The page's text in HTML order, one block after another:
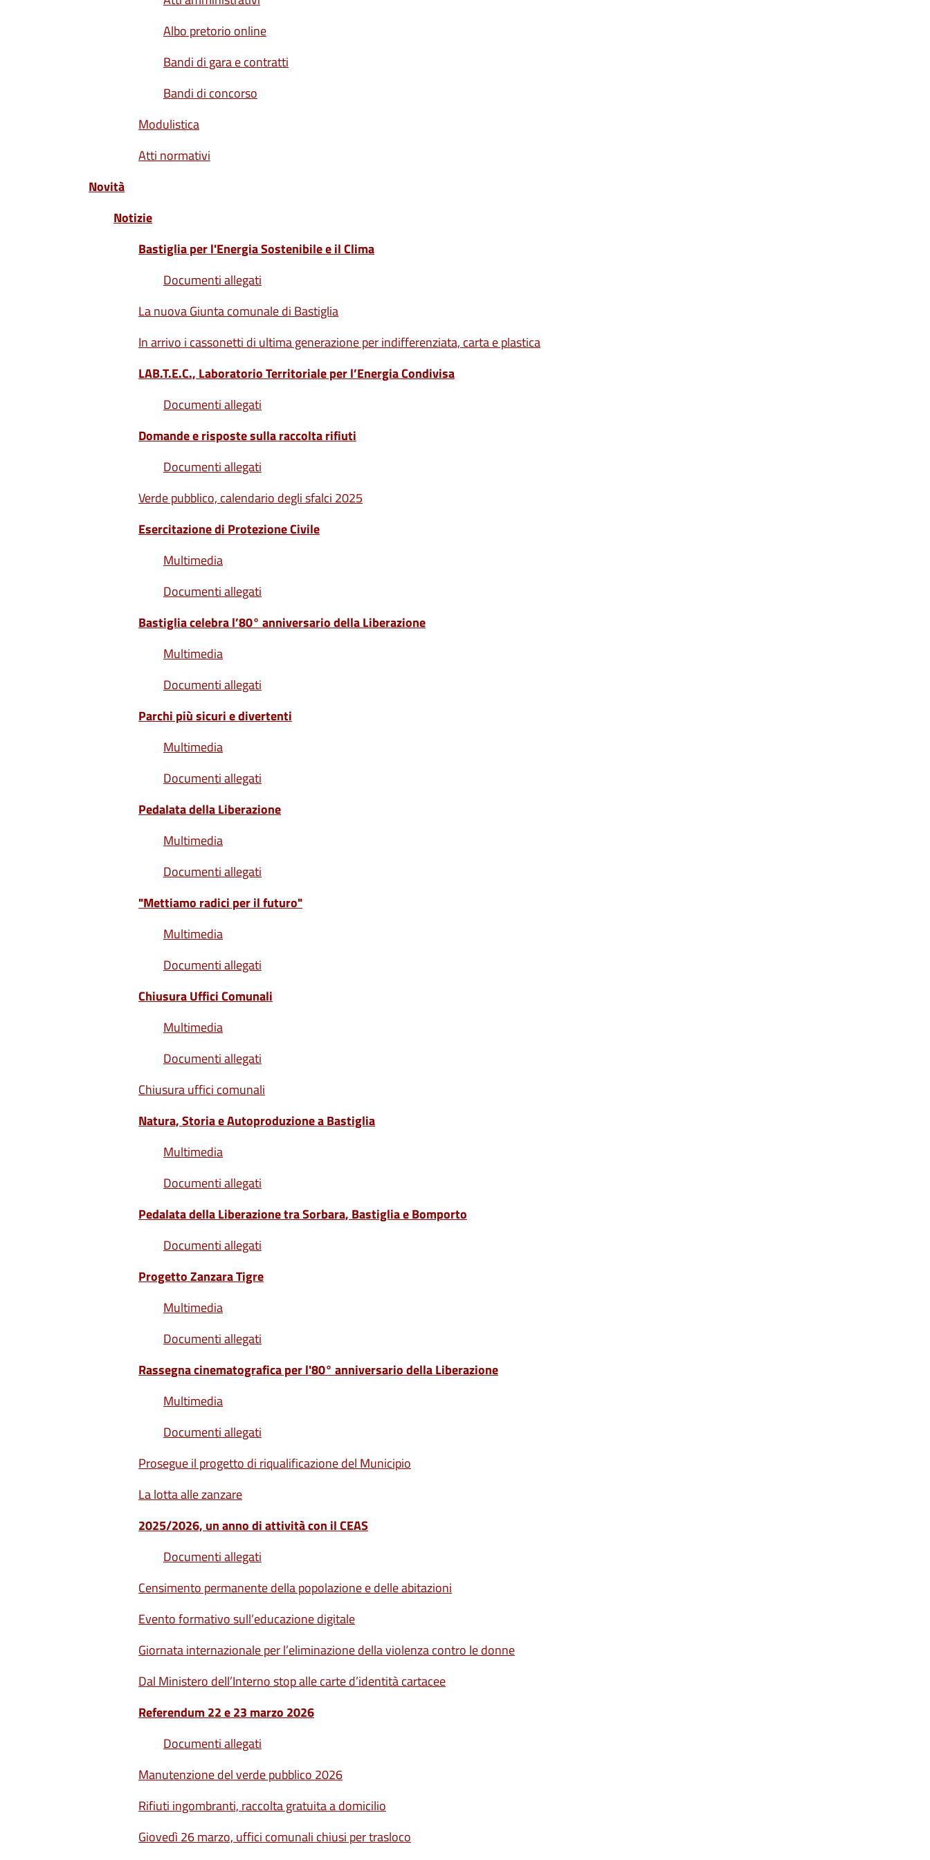
Albo pretorio online
Bandi di gara e contratti
Bandi di concorso
Modulistica
Atti normativi
Novità
Notizie
Bastiglia per l'Energia Sostenibile e il Clima
Documenti allegati
La nuova Giunta comunale di Bastiglia
In arrivo i cassonetti di ultima generazione per indifferenziata, carta e plastica
LAB.T.E.C., Laboratorio Territoriale per l’Energia Condivisa
Documenti allegati
Domande e risposte sulla raccolta rifiuti
Documenti allegati
Verde pubblico, calendario degli sfalci 2025
Esercitazione di Protezione Civile
Multimedia
Documenti allegati
Bastiglia celebra l’80° anniversario della Liberazione
Multimedia
Documenti allegati
Parchi più sicuri e divertenti
Multimedia
Documenti allegati
Pedalata della Liberazione
Multimedia
Documenti allegati
"Mettiamo radici per il futuro"
Multimedia
Documenti allegati
Chiusura Uffici Comunali
Multimedia
Documenti allegati
Chiusura uffici comunali
Natura, Storia e Autoproduzione a Bastiglia
Multimedia
Documenti allegati
Pedalata della Liberazione tra Sorbara, Bastiglia e Bomporto
Documenti allegati
Progetto Zanzara Tigre
Multimedia
Documenti allegati
Rassegna cinematografica per l'80° anniversario della Liberazione
Multimedia
Documenti allegati
Prosegue il progetto di riqualificazione del Municipio
La lotta alle zanzare
2025/2026, un anno di attività con il CEAS
Documenti allegati
Censimento permanente della popolazione e delle abitazioni
Evento formativo sull’educazione digitale
Giornata internazionale per l’eliminazione della violenza contro le donne
Dal Ministero dell’Interno stop alle carte d’identità cartacee
Referendum 22 e 23 marzo 2026
Documenti allegati
Manutenzione del verde pubblico 2026
Rifiuti ingombranti, raccolta gratuita a domicilio
Giovedì 26 marzo, uffici comunali chiusi per trasloco